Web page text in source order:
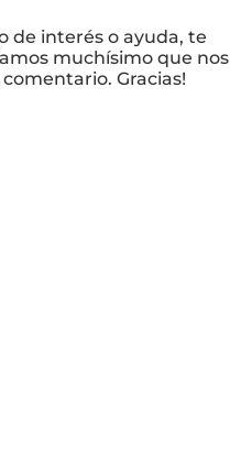
de interés o ayuda, te
muchísimo que nos
Gracias!